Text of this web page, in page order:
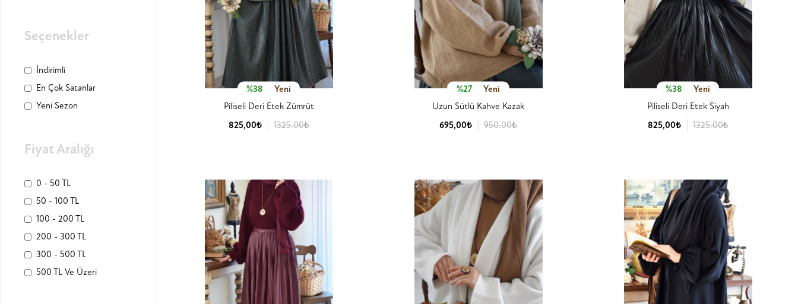
Seçenekler
İndirimli
En Çok Satanlar
Yeni Sezon
Fiyat Aralığı
0 - 50 TL
50 - 100 TL
100 - 200 TL
200 - 300 TL
300 - 500 TL
500 TL Ve Üzeri
%38
Yeni
Piliseli Deri Etek Zümrüt
825,00₺
1325.00₺
%27
Yeni
Uzun Sütlü Kahve Kazak
695,00₺
950.00₺
%38
Yeni
Piliseli Deri Etek Siyah
825,00₺
1325.00₺